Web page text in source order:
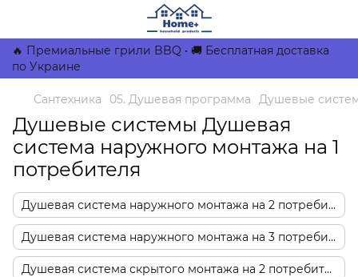
🔥 Премиальные грили BBQ • 🚚 Бесплатная доставка
по Украине
Сантехника 05. Душевая программа Душевые
Душевые системы Душевая
система наружного монтажа на 1
потребителя
Душевая система наружного монтажа на 2 потребителя
Душевая система наружного монтажа на 3 потребителя
Душевая система скрытого монтажа на 2 потребителя